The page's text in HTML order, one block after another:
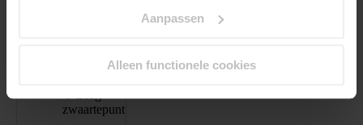
Aanpassen
Alleen functionele cookies
Wendbaar
zwaartepunt